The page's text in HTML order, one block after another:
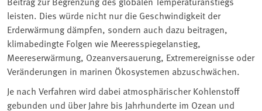
leisten. Dies würde nicht nur die Geschwindigkeit der
Erderwärmung dämpfen, sondern auch dazu beitragen,
klimabedingte Folgen wie Meeresspiegelanstieg,
Meereserwärmung, Ozeanversauerung, Extremereignisse oder
Veränderungen in marinen Ökosystemen abzuschwächen.
Je nach Verfahren wird dabei atmosphärischer Kohlenstoff
gebunden und über Jahre bis Jahrhunderte im Ozean und